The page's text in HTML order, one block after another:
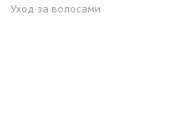
Уход за волосами